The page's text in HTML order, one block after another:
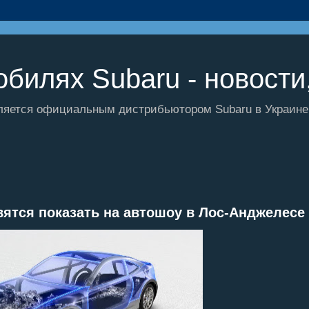
Subaru -
официальным дистрибьютором Subaru в
показать на автошоу в Лос-Анджелесе